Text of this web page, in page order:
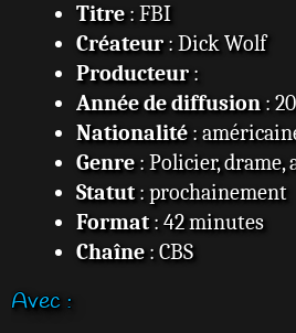
Titre: FBI
Créateur: Dick Wolf
Producteur:
Année de diffusion:
Nationalité:
Genre: Policier, drame,
Statut: prochainement
Format: 42 minutes
Chaîne: CBS
Avec :